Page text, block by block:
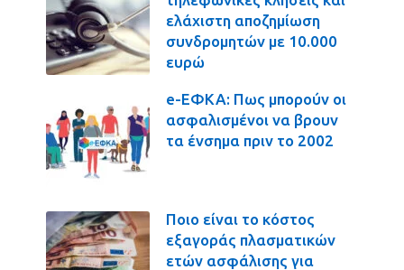
ελάχιστη αποζημίωση
συνδρομητών με 10.000
ευρώ
e-ΕΦΚΑ: Πως μπορούν οι
ασφαλισμένοι να βρουν
τα ένσημα πριν το 2002
Ποιο είναι το κόστος
εξαγοράς πλασματικών
ετών ασφάλισης για